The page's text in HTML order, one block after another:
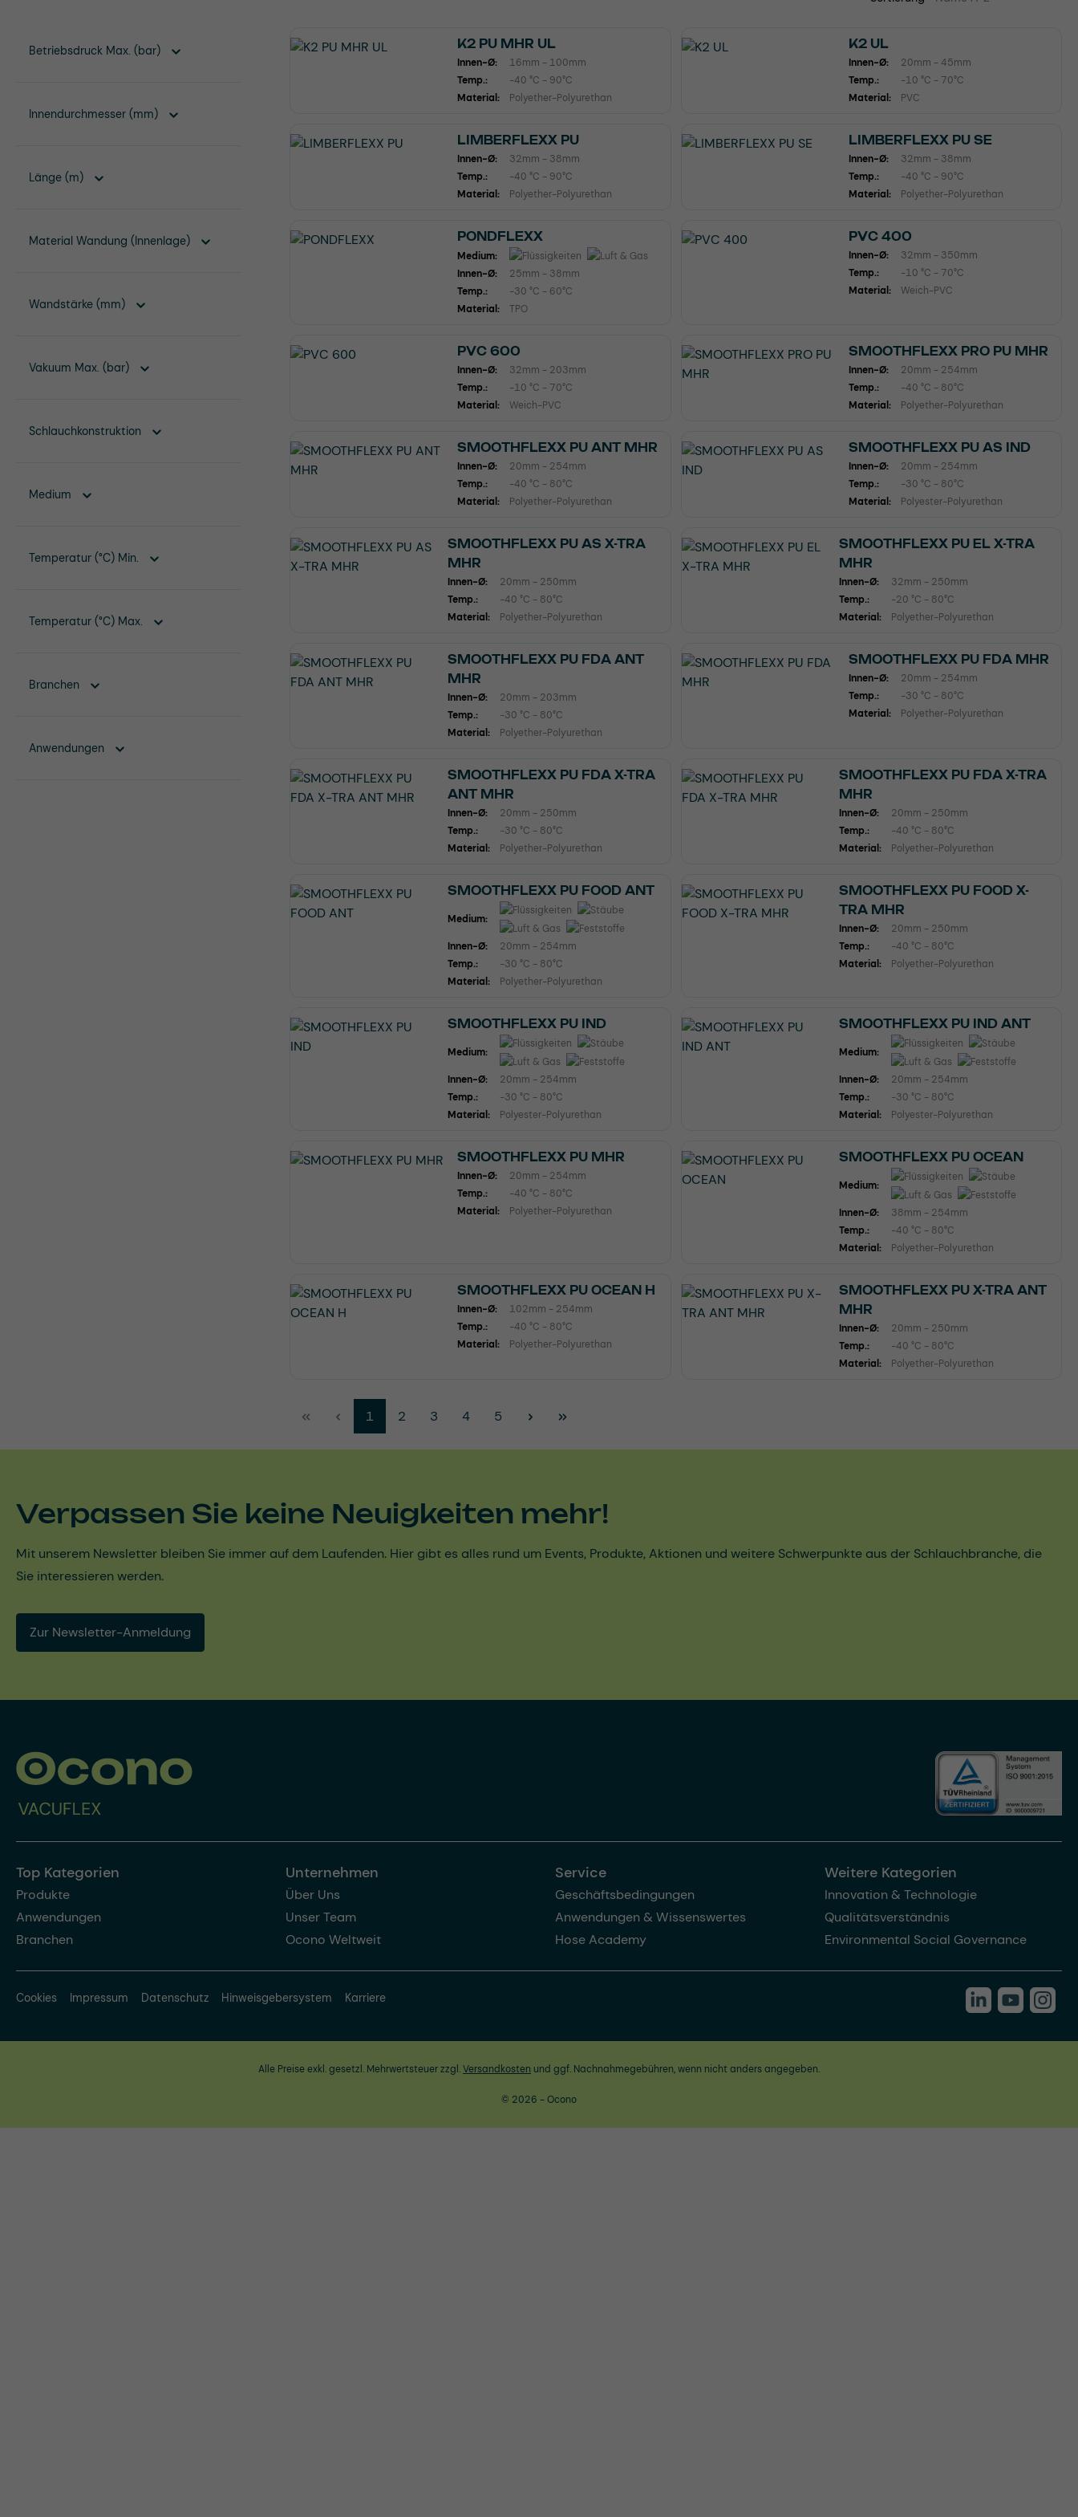
Betriebsdruck Max. (bar)
Innendurchmesser (mm)
Länge (m)
Material Wandung (Innenlage)
Wandstärke (mm)
Vakuum Max. (bar)
Schlauchkonstruktion
Medium
Temperatur (°C) Min.
Temperatur (°C) Max.
Branchen
Anwendungen
K2 PU MHR UL
Innen-Ø:
16mm - 100mm
Temp.:
-40 °C - 90°C
Material:
Polyether-Polyurethan
K2 UL
Innen-Ø:
20mm - 45mm
Temp.:
-10 °C - 70°C
Material:
PVC
LIMBERFLEXX PU
Innen-Ø:
32mm - 38mm
Temp.:
-40 °C - 90°C
Material:
Polyether-Polyurethan
LIMBERFLEXX PU SE
Innen-Ø:
32mm - 38mm
Temp.:
-40 °C - 90°C
Material:
Polyether-Polyurethan
PONDFLEXX
Medium:
Innen-Ø:
25mm - 38mm
Temp.:
-30 °C - 60°C
Material:
TPO
PVC 400
Innen-Ø:
32mm - 350mm
Temp.:
-10 °C - 70°C
Material:
Weich-PVC
PVC 600
Innen-Ø:
32mm - 203mm
Temp.:
-10 °C - 70°C
Material:
Weich-PVC
SMOOTHFLEXX PRO PU MHR
Innen-Ø:
20mm - 254mm
Temp.:
-40 °C - 80°C
Material:
Polyether-Polyurethan
SMOOTHFLEXX PU ANT MHR
Innen-Ø:
20mm - 254mm
Temp.:
-40 °C - 80°C
Material:
Polyether-Polyurethan
SMOOTHFLEXX PU AS IND
Innen-Ø:
20mm - 254mm
Temp.:
-30 °C - 80°C
Material:
Polyester-Polyurethan
SMOOTHFLEXX PU AS X-TRA
MHR
Innen-Ø:
20mm - 250mm
Temp.:
-40 °C - 80°C
Material:
Polyether-Polyurethan
SMOOTHFLEXX PU EL X-TRA
MHR
Innen-Ø:
32mm - 250mm
Temp.:
-20 °C - 80°C
Material:
Polyether-Polyurethan
SMOOTHFLEXX PU FDA ANT
MHR
Innen-Ø:
20mm - 203mm
Temp.:
-30 °C - 80°C
Material:
Polyether-Polyurethan
SMOOTHFLEXX PU FDA MHR
Innen-Ø:
20mm - 254mm
Temp.:
-30 °C - 80°C
Material:
Polyether-Polyurethan
SMOOTHFLEXX PU FDA X-TRA
ANT MHR
Innen-Ø:
20mm - 250mm
Temp.:
-30 °C - 80°C
Material:
Polyether-Polyurethan
SMOOTHFLEXX PU FDA X-TRA
MHR
Innen-Ø:
20mm - 250mm
Temp.:
-40 °C - 80°C
Material:
Polyether-Polyurethan
SMOOTHFLEXX PU FOOD ANT
Medium:
Innen-Ø:
20mm - 254mm
Temp.:
-30 °C - 80°C
Material:
Polyether-Polyurethan
SMOOTHFLEXX PU FOOD X-
TRA MHR
Innen-Ø:
20mm - 250mm
Temp.:
-40 °C - 80°C
Material:
Polyether-Polyurethan
SMOOTHFLEXX PU IND
Medium:
Innen-Ø:
20mm - 254mm
Temp.:
-30 °C - 80°C
Material:
Polyester-Polyurethan
SMOOTHFLEXX PU IND ANT
Medium:
Innen-Ø:
20mm - 254mm
Temp.:
-30 °C - 80°C
Material:
Polyester-Polyurethan
SMOOTHFLEXX PU MHR
Innen-Ø:
20mm - 254mm
Temp.:
-40 °C - 80°C
Material:
Polyether-Polyurethan
SMOOTHFLEXX PU OCEAN
Medium:
Innen-Ø:
38mm - 254mm
Temp.:
-40 °C - 80°C
Material:
Polyether-Polyurethan
SMOOTHFLEXX PU OCEAN H
Innen-Ø:
102mm - 254mm
Temp.:
-40 °C - 80°C
Material:
Polyether-Polyurethan
SMOOTHFLEXX PU X-TRA ANT
MHR
Innen-Ø:
20mm - 250mm
Temp.:
-40 °C - 80°C
Material:
Polyether-Polyurethan
Seite
1 Seite
2 Seite
3 Seite
4 Seite
5
Verpassen Sie keine Neuigkeiten mehr!
Mit unserem Newsletter bleiben Sie immer auf dem Laufenden. Hier gibt es alles rund um Events, Produkte, Aktionen und weitere Schwerpunkte aus der Schlauchbranche, die
Sie interessieren werden.
Zur Newsletter-Anmeldung
Top Kategorien
Produkte
Anwendungen
Branchen
Unternehmen
Über Uns
Unser Team
Ocono Weltweit
Service
Geschäftsbedingungen
Anwendungen & Wissenswertes
Hose Academy
Weitere Kategorien
Innovation & Technologie
Qualitätsverständnis
Environmental Social Governance
Cookies Impressum Datenschutz Hinweisgebersystem Karriere
Alle Preise exkl. gesetzl. Mehrwertsteuer zzgl.Versandkosten und ggf. Nachnahmegebühren, wenn nicht anders angegeben.
© 2026 - Ocono